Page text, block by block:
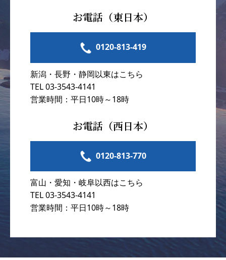
お電話（東日本）
0120-813-419
新潟・長野・静岡以東はこちら
TEL 03-3543-4141
営業時間：平日10時～18時
お電話（西日本）
0120-813-770
富山・愛知・岐阜以西はこちら
TEL 03-3543-4141
営業時間：平日10時～18時